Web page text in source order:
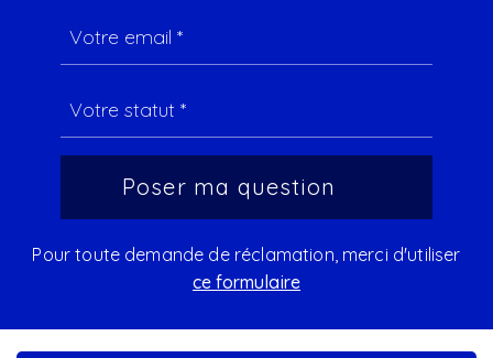
Pour toute demande de réclamation, merci d'utiliser
ce formulaire